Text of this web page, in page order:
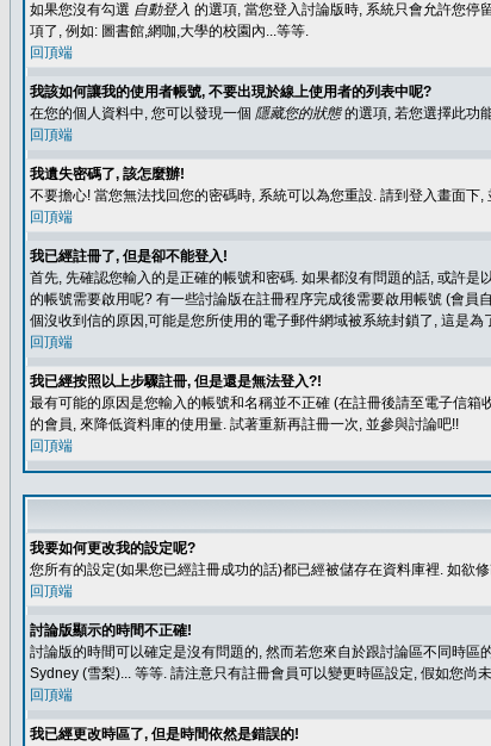
如果您沒有勾選 自動登入 的選項, 當您登入討論版時, 系統只會允許您停
項了, 例如: 圖書館,網咖,大學的校園內...等等.
回頂端
我該如何讓我的使用者帳號, 不要出現於線上使用者的列表中呢?
在您的個人資料中, 您可以發現一個 隱藏您的狀態的選項, 若您選擇此功
回頂端
我遺失密碼了, 該怎麼辦!
不要擔心! 當您無法找回您的密碼時, 系統可以為您重設. 請到登入畫面下,
回頂端
我已經註冊了, 但是卻不能登入!
首先, 先確認您輸入的是正確的帳號和密碼. 如果都沒有問題的話, 或許是
的帳號需要啟用呢? 有一些討論版在註冊程序完成後需要啟用帳號 (會
個沒收到信的原因,可能是您所使用的電子郵件網域被系統封鎖了, 這是
回頂端
我已經按照以上步驟註冊, 但是還是無法登入?!
最有可能的原因是您輸入的帳號和名稱並不正確 (在註冊後請至電子信
的會員, 來降低資料庫的使用量. 試著重新再註冊一次, 並參與討論吧!!
回頂端
我要如何更改我的設定呢?
您所有的設定(如果您已經註冊成功的話)都已經被儲存在資料庫裡. 如欲
回頂端
討論版顯示的時間不正確!
討論版的時間可以確定是沒有問題的, 然而若您來自於跟討論區不同時
Sydney (雪梨)... 等等. 請注意只有註冊會員可以變更時區設定, 假如您尚
回頂端
我已經更改時區了, 但是時間依然是錯誤的!